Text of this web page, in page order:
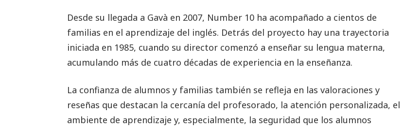
Desde su llegada a Gavà en 2007, Number 10 ha acompañado a cientos de
familias en el aprendizaje del inglés. Detrás del proyecto hay una trayectoria
iniciada en 1985, cuando su director comenzó a enseñar su lengua materna,
acumulando más de cuatro décadas de experiencia en la enseñanza.
La confianza de alumnos y familias también se refleja en las valoraciones y
reseñas que destacan la cercanía del profesorado, la atención personalizada, el
ambiente de aprendizaje y, especialmente, la seguridad que los alumnos